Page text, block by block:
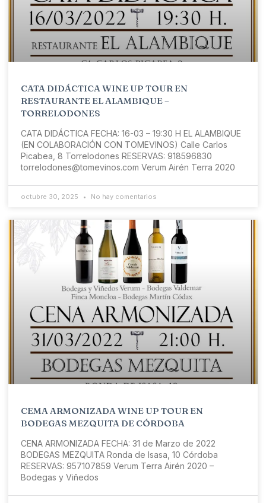
CATA DIDÁCTICA WINE UP TOUR EN
RESTAURANTE EL ALAMBIQUE –
TORRELODONES
CATA DIDÁCTICA FECHA: 16-03 – 19:30 H EL ALAMBIQUE
(EN COLABORACIÓN CON TOMEVINOS) Calle Carlos
Picabea, 8 Torrelodones RESERVAS: 918596830
torrelodones@tomevinos.com Verum Airén Terra 2020
octubre 30, 2025 No hay comentarios
CEMA ARMONIZADA WINE UP TOUR EN
BODEGAS MEZQUITA DE CÓRDOBA
CENA ARMONIZADA FECHA: 31 de Marzo de 2022
BODEGAS MEZQUITA Ronda de Isasa, 10 Córdoba
RESERVAS: 957107859 Verum Terra Airén 2020 –
Bodegas y Viñedos